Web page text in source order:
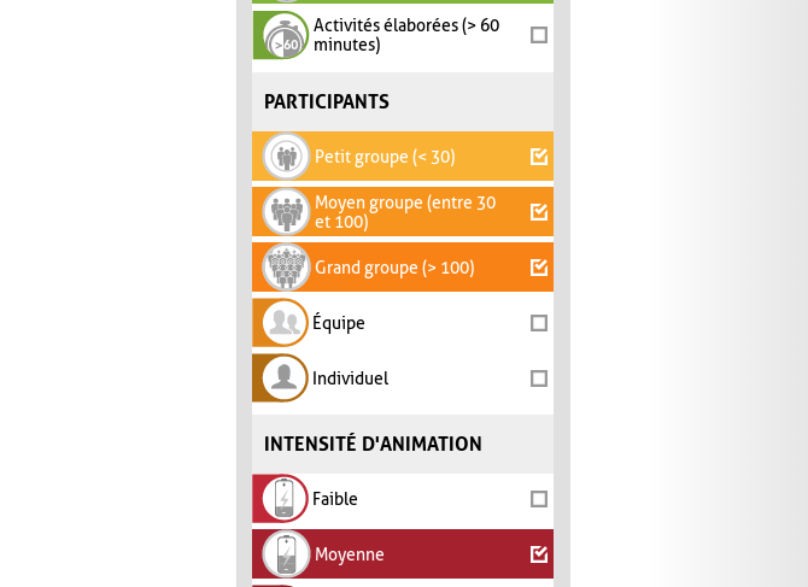
Activités élaborées (> 60
minutes)
PARTICIPANTS
Petit groupe (< 30)
Moyen groupe (entre 30
et 100)
Grand groupe (> 100)
Équipe
Individuel
INTENSITÉ D'ANIMATION
Faible
Moyenne